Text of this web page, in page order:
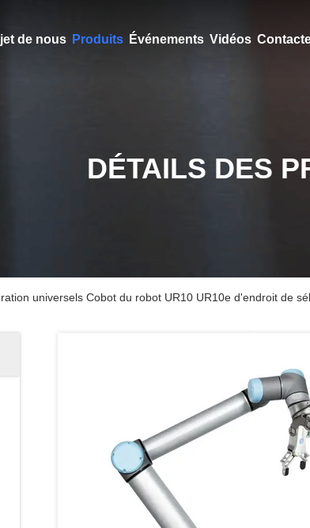
de nous Produits Événements Vidéos
DÉTAILS DES
universels Cobot du robot UR10 UR10e d'endroit de